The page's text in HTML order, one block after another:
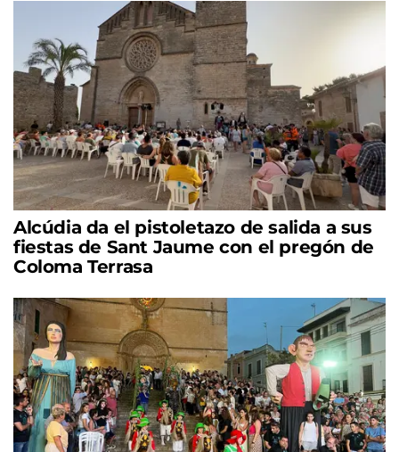
Alcúdia da el pistoletazo de salida a sus
fiestas de Sant Jaume con el pregón de
Coloma Terrasa